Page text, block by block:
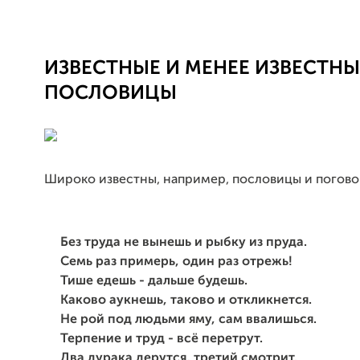
ИЗВЕСТНЫЕ И МЕНЕЕ
ПОСЛОВИЦЫ
Широко известны, например, пословицы и
Без труда не вынешь и рыбку из пруда.
Семь раз примерь, один раз отрежь!
Тише едешь - дальше будешь.
Каково аукнешь, таково и откликнется.
Не рой под людьми яму, сам ввалишься.
Терпение и труд - всё перетрут.